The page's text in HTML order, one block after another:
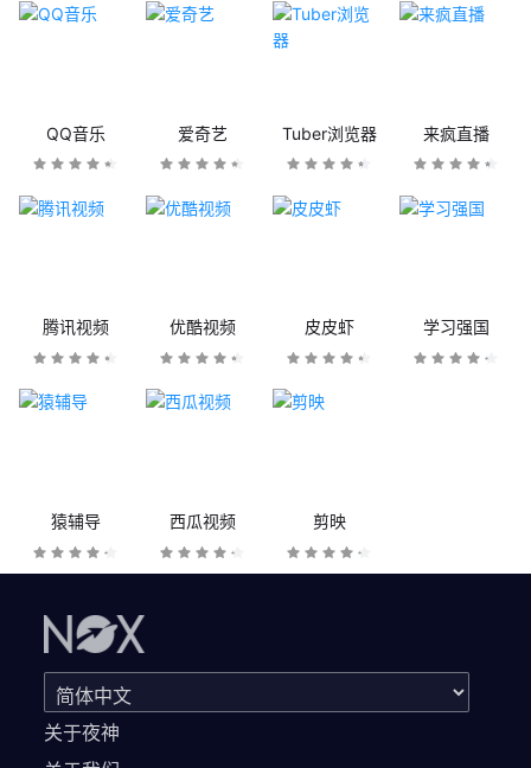
QQ音乐 爱奇艺 Tuber浏览器 来疯直播
腾讯视频 优酷视频 皮皮虾 学习强国
猿辅导 西瓜视频 剪映
关于夜神